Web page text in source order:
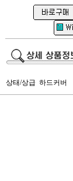
상태/상급 하드커버